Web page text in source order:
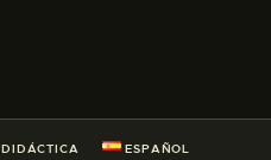
DIDÁCTICA ESPAÑOL